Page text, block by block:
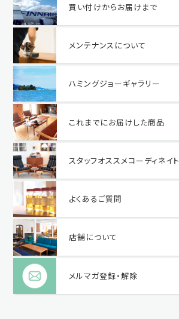
買い付けからお届けまで
メンテナンスについて
ハミングジョーギャラリー
これまでにお届けした商品
スタッフオススメコーディネイト
よくあるご質問
店舗について
メルマガ登録・解除